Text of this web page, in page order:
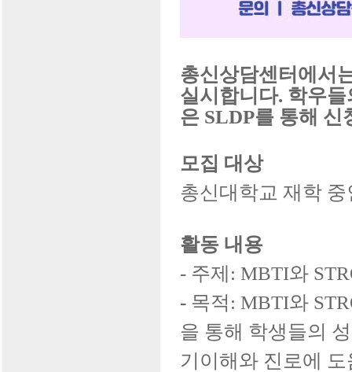
총신상담센터에서
실시합니다. 학우
은 SLDP를 통해 신
모집 대상
총신대학교 재학 중
활동 내용
- 주제 : MBTI와
- 목적 : MBTI와
을 통해 학생들의
기이해와 진로에